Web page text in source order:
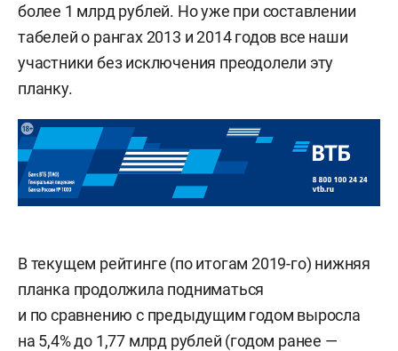
более 1 млрд рублей. Но уже при составлении
табелей о рангах 2013 и 2014 годов все наши
участники без исключения преодолели эту
планку.
В текущем рейтинге (по итогам 2019-го) нижняя
планка продолжила подниматься
и по сравнению с предыдущим годом выросла
на 5,4% до 1,77 млрд рублей (годом ранее —